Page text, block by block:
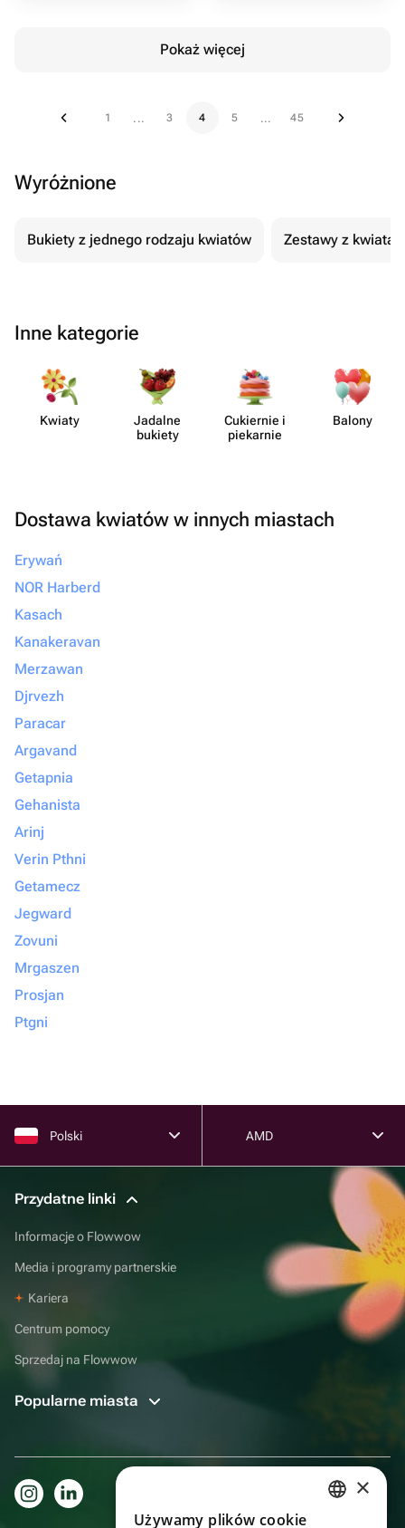
Pokaż więcej
1 ... 3 4 5 ... 45
Wyróżnione
Bukiety z jednego rodzaju kwiatów Zestawy z
Inne kategorie
Kwiaty
Jadalne
bukiety
Cukiernie i
piekarnie
Balony
Dostawa kwiatów w innych miastach
Erywań
NOR Harberd
Kasach
Kanakeravan
Merzawan
Djrvezh
Paracar
Argavand
Getapnia
Gehanista
Arinj
Verin Pthni
Getamecz
Jegward
Zovuni
Mrgaszen
Prosjan
Ptgni
Polski AMD
Przydatne linki
Informacje o Flowwow
Media i programy partnerskie
Kariera
Centrum pomocy
Sprzedaj na Flowwow
Popularne miasta
×
Używamy plików cookie